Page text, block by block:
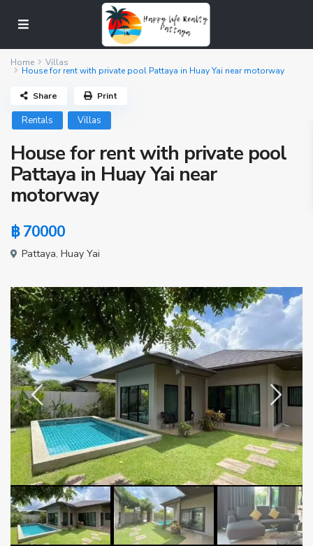
Home Villas
House for rent with private pool Pattaya in Huay Yai near motorway
Rentals Villas
House for rent with private pool
Pattaya in Huay Yai near
motorway
฿ 70000
Pattaya,Huay Yai
Share Print